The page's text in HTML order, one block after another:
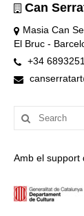
Can
Masia Can
El Bruc -
+34
Search
for:
Amb el support